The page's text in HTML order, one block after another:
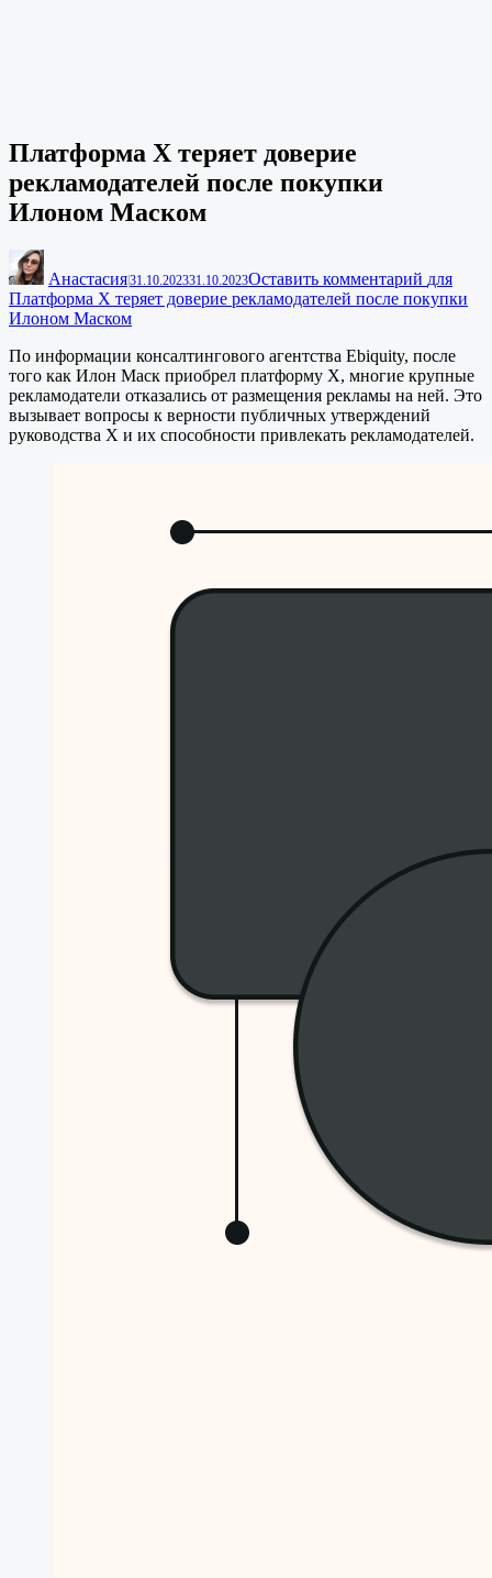
Платформа X теряет доверие
рекламодателей после покупки
Илоном Маском
Анастасия31.10.202331.10.2023Оставить комментарий для
Платформа X теряет доверие рекламодателей после покупки
Илоном Маском
По информации консалтингового агентства Ebiquity, после
того как Илон Маск приобрел платформу X, многие крупные
рекламодатели отказались от размещения рекламы на ней. Это
вызывает вопросы к верности публичных утверждений
руководства X и их способности привлекать рекламодателей.